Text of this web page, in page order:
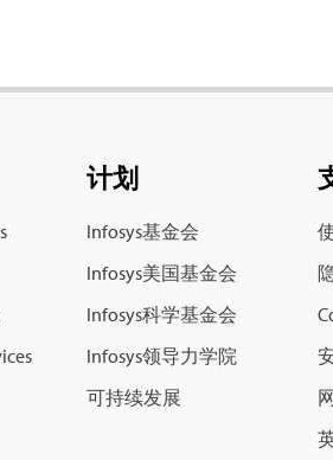
计划
Infosys基金会
Infosys美国基金会
Infosys科学基金会
Infosys领导力学院
可持续发展